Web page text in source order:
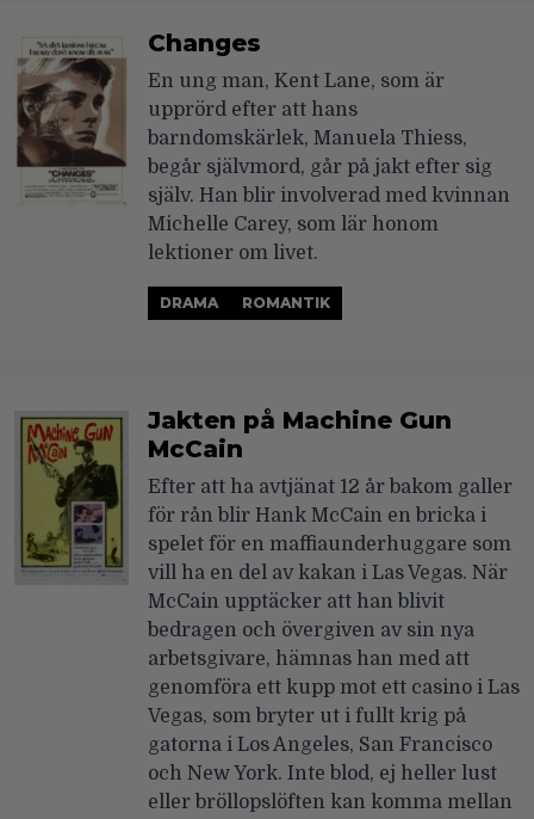
Changes
En ung man, Kent Lane, som är
upprörd efter att hans
barndomskärlek, Manuela Thiess,
begår självmord, går på jakt efter sig
själv. Han blir involverad med kvinnan
Michelle Carey, som lär honom
lektioner om livet.
DRAMA ROMANTIK
Jakten på Machine Gun
McCain
Efter att ha avtjänat 12 år bakom galler
för rån blir Hank McCain en bricka i
spelet för en maffiaunderhuggare som
vill ha en del av kakan i Las Vegas. När
McCain upptäcker att han blivit
bedragen och övergiven av sin nya
arbetsgivare, hämnas han med att
genomföra ett kupp mot ett casino i Las
Vegas, som bryter ut i fullt krig på
gatorna i Los Angeles, San Francisco
och New York. Inte blod, ej heller lust
eller bröllopslöften kan komma mellan